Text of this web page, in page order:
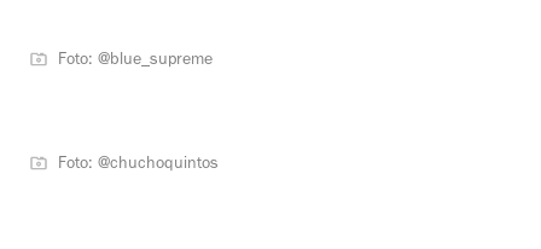
Foto: @blue_supreme
Foto: @chuchoquintos